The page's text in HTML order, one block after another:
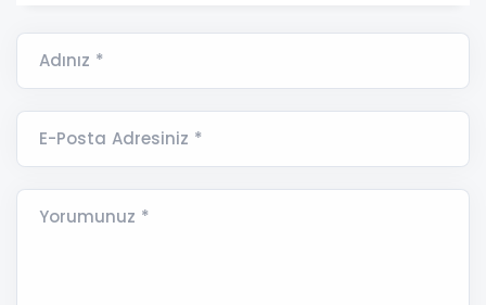
Adınız *
E-Posta Adresiniz *
Yorumunuz *